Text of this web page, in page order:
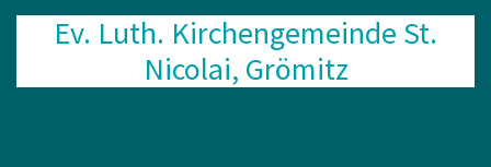
Ev. Luth. Kirchengemeinde St.
Nicolai, Grömitz